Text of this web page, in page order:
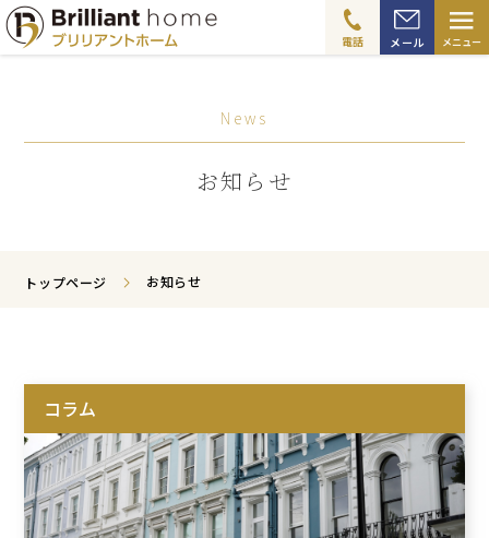
電話 メール ≡
メニュー
News
お知らせ
トップページ お知らせ
コラム